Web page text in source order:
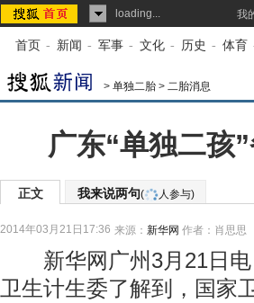
loading... 我
首页 - 新闻 - 军事 - 文化 - 历史 - 体育
> 单独二胎 > 二胎消息
广东“单独二孩
正文 我来说两句( 人参与)
2014年03月21日17:36 来源： 新华网 作者：肖思思
新华网广州3月21日电
卫生计生委了解到，国家